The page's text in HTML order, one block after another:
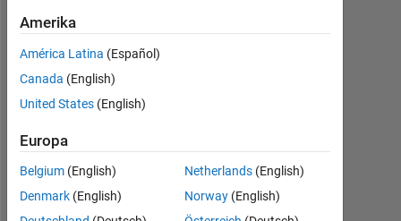
Aktiv
seit
2020
0
Following:
0
Amerika
América Latina (Español)
Canada (English)
United States (English)
Europa
Belgium (English)
Denmark (English)
Netherlands (English)
Norway (English)